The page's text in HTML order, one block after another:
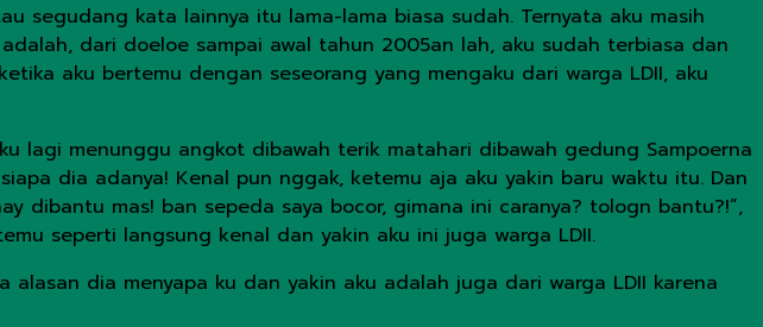
segudang kata lainnya itu lama-lama biasa sudah. Ternyata aku masih
dari doeloe sampai awal tahun 2005an lah, aku sudah terbiasa dan
aku bertemu dengan seseorang yang mengaku dari warga LDII, aku
lagi menunggu angkot dibawah terik matahari dibawah gedung Sampoerna
dia adanya! Kenal pun nggak, ketemu aja aku yakin baru waktu itu. Dan
dibantu mas! ban sepeda saya bocor, gimana ini caranya? tologn bantu?!”,
seperti langsung kenal dan yakin aku ini juga warga LDII.
dia menyapa ku dan yakin aku adalah juga dari warga LDII karena